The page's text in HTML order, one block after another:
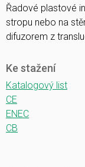
Řadové plastové
stropu nebo na
difuzorem z
Ke stažení
Katalogový list
CE
ENEC
CB